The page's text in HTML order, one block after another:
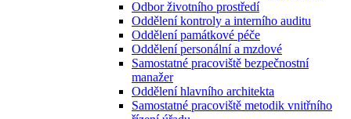
Odbor životního prostředí
Oddělení kontroly a interního auditu
Oddělení památkové péče
Oddělení personální a mzdové
Samostatné pracoviště bezpečnostní
manažer
Oddělení hlavního architekta
Samostatné pracoviště metodik vnitřního